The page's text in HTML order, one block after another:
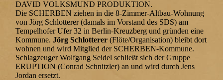
DAVID VOLKSMUND PRODUKTION.
Die SCHERBEN ziehen in die 8-Zimmer-Altbau-Wohnung
von Jörg Schlotterer (damals im Vorstand des SDS) am
Tempelhofer Ufer 32 in Berlin-Kreuzberg und gründen eine
Kommune.Jörg Schlotterer (Flöte/Organisation) bleibt dort
wohnen und wird Mitglied der SCHERBEN-Kommune.
Schlagzeuger Wolfgang Seidel schließt sich der Gruppe
ERUPTION (Conrad Schnitzler) an und wird durch Jens
Jordan ersetzt.